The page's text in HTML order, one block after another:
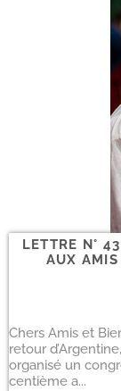
LETTRE N°
AUX
Chers Amis et
retour
organisé un
centième a...